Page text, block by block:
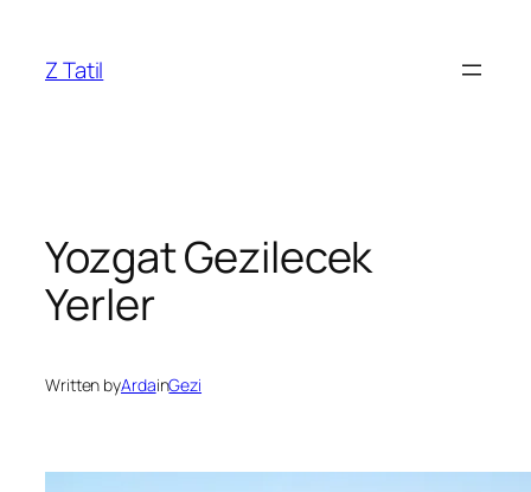
Z Tatil
Yozgat Gezilecek
Yerler
Written byArdainGezi